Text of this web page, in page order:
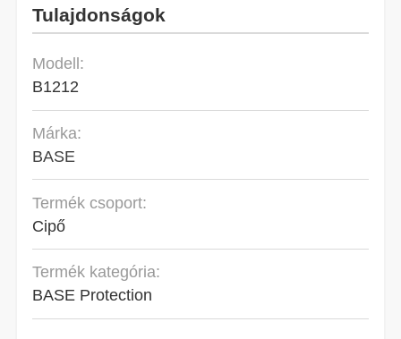
Tulajdonságok
Modell:
B1212
Márka:
BASE
Termék csoport:
Cipő
Termék kategória:
BASE Protection